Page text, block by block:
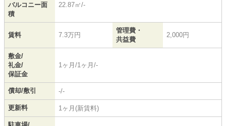
バルコニー面
積
22.87㎡/-
賃料 7.3万円
管理費・
共益費
2,000円
敷金/
礼金/
保証金
1ヶ月/1ヶ月/-
償却/敷引 -/-
更新料 1ヶ月(新賃料)